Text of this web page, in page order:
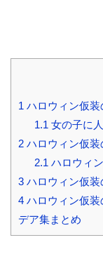
1 ハロウィン仮装
1.1 女の子に
2 ハロウィン仮装
2.1 ハロウィ
3 ハロウィン仮
4 ハロウィン仮
デア集まとめ